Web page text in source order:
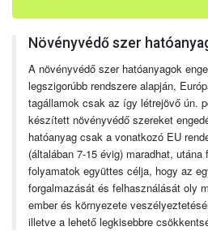
Növényvédő szer
A növényvédő szer hatóanyagok
legszigorúbb rendszere alapján,
tagállamok csak az így létrejövő ún.
készített növényvédő szereket
hatóanyag csak a vonatkozó EU
(általában 7-15 évig) maradhat,
folyamatok együttes célja, hogy az
forgalmazását és felhasználását oly
ember és környezete
illetve a lehető legkisebbre